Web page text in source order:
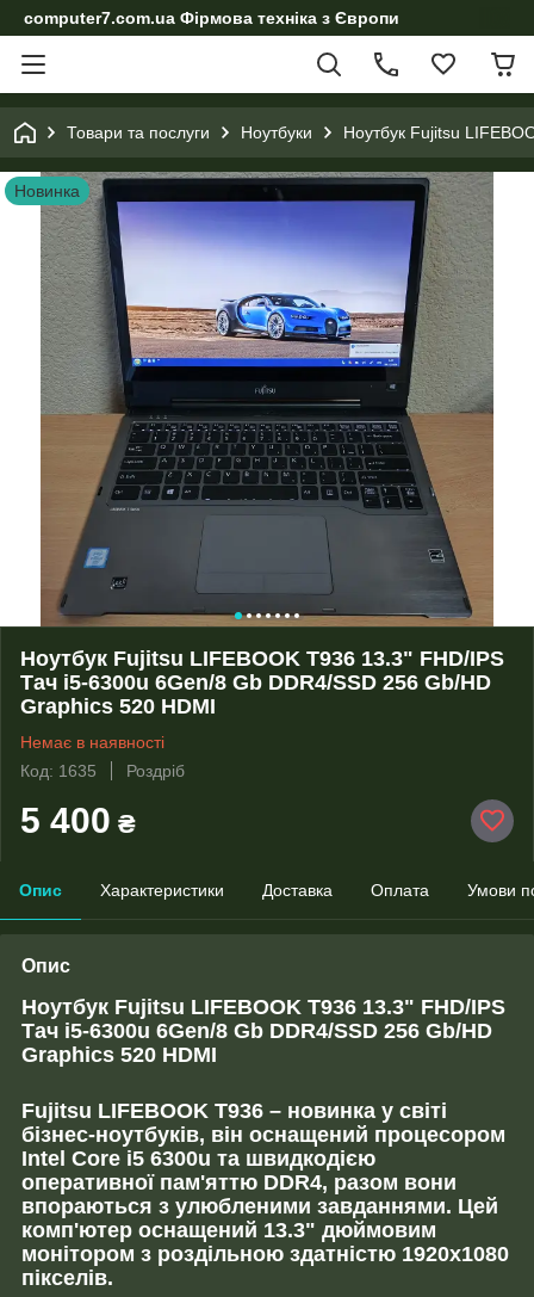
computer7.com.ua Фірмова техніка з Європи
Товари та послуги Ноутбуки Ноутбук Fujitsu
Новинка
Ноутбук Fujitsu LIFEBOOK T936 13.3" FHD/IPS
Тач i5-6300u 6Gen/8 Gb DDR4/SSD 256 Gb/HD
Graphics 520 HDMI
Немає в наявності
Код: 1635
Роздріб
5 400 ₴
Опис Характеристики Доставка Оплата Умови
Опис
Ноутбук Fujitsu LIFEBOOK T936 13.3" FHD/IPS
Тач i5-6300u 6Gen/8 Gb DDR4/SSD 256 Gb/HD
Graphics 520 HDMI
Fujitsu LIFEBOOK T936 – новинка у світі
бізнес-ноутбуків, він оснащений процесором
Intel Core i5 6300u та швидкодією
оперативної пам'яттю DDR4, разом вони
впораються з улюбленими завданнями. Цей
комп'ютер оснащений 13.3" дюймовим
монітором з роздільною здатністю 1920x1080
пікселів.